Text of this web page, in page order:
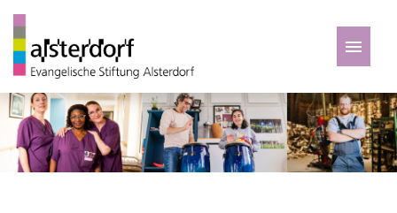
Deutsch
Zu den Jobs